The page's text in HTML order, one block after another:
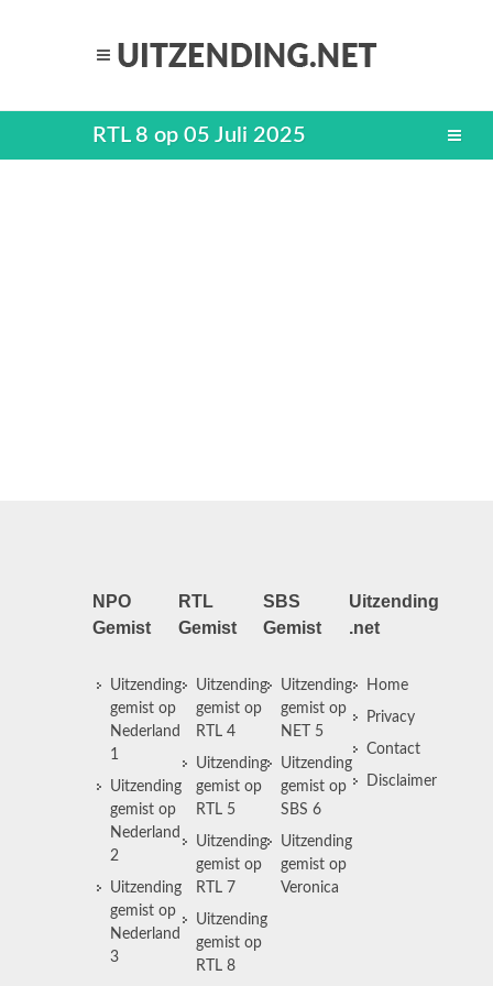
RTL 8 op 05 Juli 2025
NPO
Gemist
Uitzending
gemist op
Nederland
1
Uitzending
gemist op
Nederland
2
Uitzending
gemist op
Nederland
3
RTL
Gemist
Uitzending
gemist op
RTL 4
Uitzending
gemist op
RTL 5
Uitzending
gemist op
RTL 7
Uitzending
gemist op
RTL 8
SBS
Gemist
Uitzending
gemist op
NET 5
Uitzending
gemist op
SBS 6
Uitzending
gemist op
Veronica
Uitzending
.net
Home
Privacy
Contact
Disclaimer